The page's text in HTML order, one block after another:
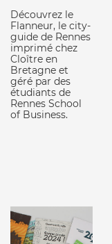
Découvrez le
Flanneur, le city-
guide de Rennes
imprimé chez
Cloître en
Bretagne et
géré par des
étudiants de
Rennes School
of Business.